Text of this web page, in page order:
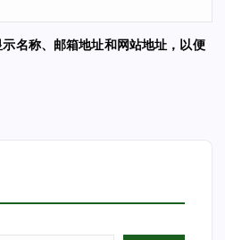
名称、邮箱地址和网站地址，以便